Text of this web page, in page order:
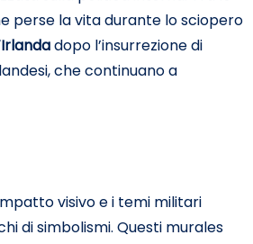
perse la vita durante lo sciopero
dopo l’insurrezione di
che continuano a
visivo e i temi militari
di simbolismi. Questi murales